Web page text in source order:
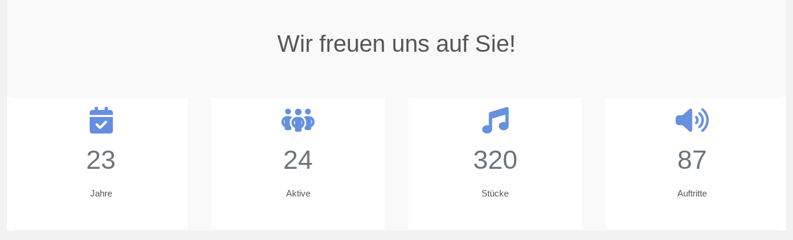
Wir freuen uns auf Sie!
23
Jahre
24
Aktive
320
Stücke
87
Auftritte